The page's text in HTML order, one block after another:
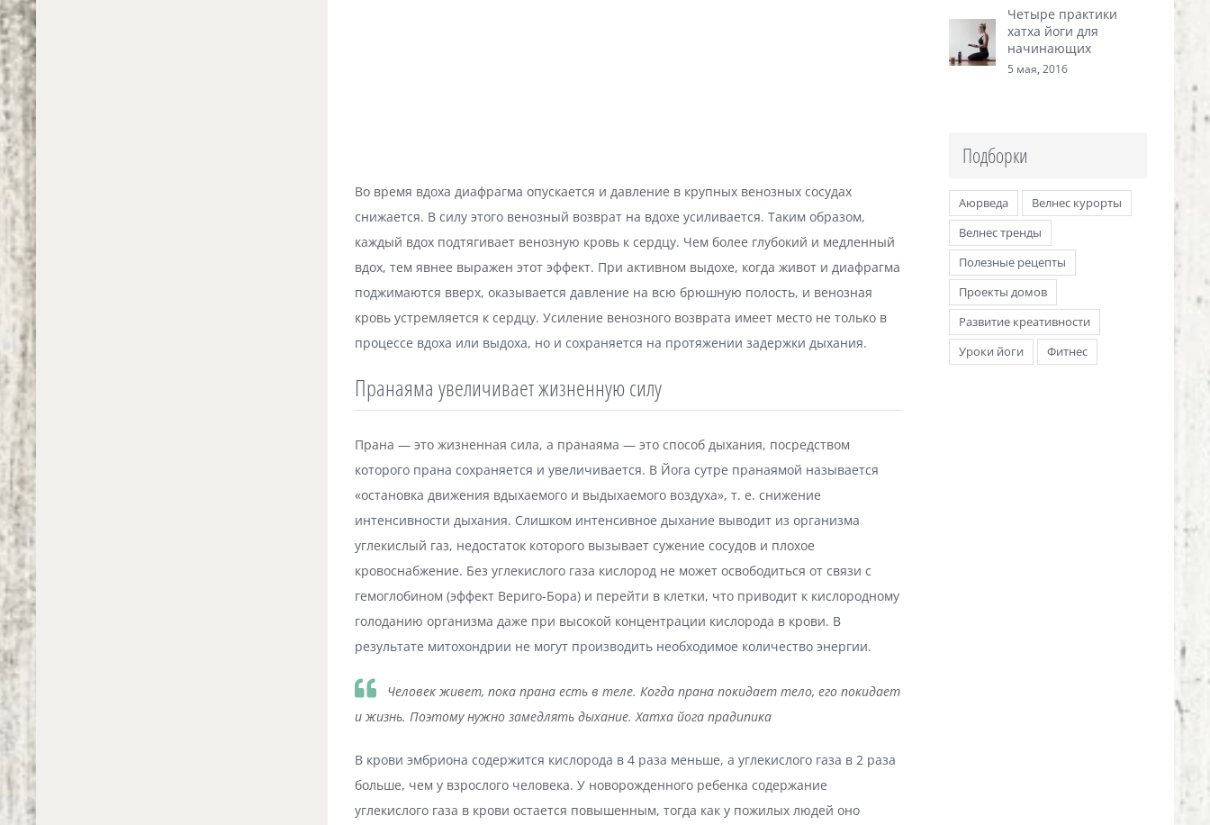
Во время вдоха диафрагма опускается и давление в крупных венозных сосудах
снижается. В силу этого венозный возврат на вдохе усиливается. Таким образом,
каждый вдох подтягивает венозную кровь к сердцу. Чем более глубокий и медленный
вдох, тем явнее выражен этот эффект. При активном выдохе, когда живот и диафрагма
поджимаются вверх, оказывается давление на всю брюшную полость, и венозная
кровь устремляется к сердцу. Усиление венозного возврата имеет место не только в
процессе вдоха или выдоха, но и сохраняется на протяжении задержки дыхания.
Пранаяма увеличивает жизненную силу
Прана — это жизненная сила, а пранаяма — это способ дыхания, посредством
которого прана сохраняется и увеличивается. В Йога сутре пранаямой называется
«остановка движения вдыхаемого и выдыхаемого воздуха», т. е. снижение
интенсивности дыхания. Слишком интенсивное дыхание выводит из организма
углекислый газ, недостаток которого вызывает сужение сосудов и плохое
кровоснабжение. Без углекислого газа кислород не может освободиться от связи с
гемоглобином (эффект Вериго-Бора) и перейти в клетки, что приводит к кислородному
голоданию организма даже при высокой концентрации кислорода в крови. В
результате митохондрии не могут производить необходимое количество энергии.
Человек живет, пока прана есть в теле. Когда прана покидает тело, его покидает
и жизнь. Поэтому нужно замедлять дыхание. Хатха йога прадипика
В крови эмбриона содержится кислорода в 4 раза меньше, а углекислого газа в 2 раза
больше, чем у взрослого человека. У новорожденного ребенка содержание
углекислого газа в крови остается повышенным, тогда как у пожилых людей оно
Четыре практики
хатха йоги для
начинающих
5 мая, 2016
Подборки
Аюрведа
Велнес курорты
Велнес тренды
Полезные рецепты
Проекты домов
Развитие креативности
Уроки йоги
Фитнес